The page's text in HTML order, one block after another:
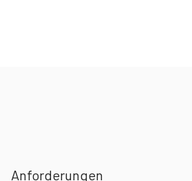
Anforderungen